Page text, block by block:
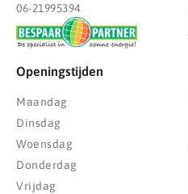
06-21995394
Openingstijden
Maandag
Dinsdag
Woensdag
Donderdag
Vrijdag